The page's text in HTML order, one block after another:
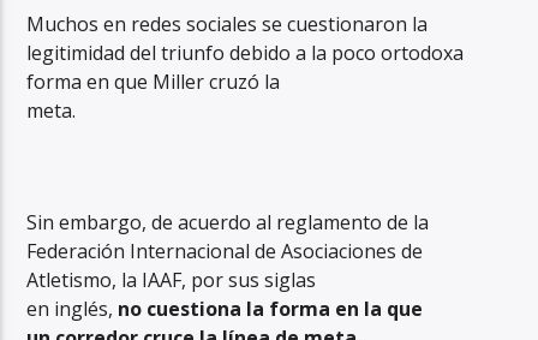
Muchos en redes sociales se cuestionaron la
legitimidad del triunfo debido a la poco ortodoxa
forma en que Miller cruzó la
meta.
Sin embargo, de acuerdo al reglamento de la
Federación Internacional de Asociaciones de
Atletismo, la IAAF, por sus siglas
en inglés, no cuestiona la forma en la que